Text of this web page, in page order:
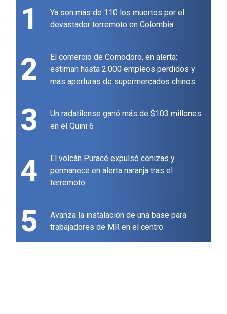
1
Ya son más de 110 los muertos por el
devastador terremoto en Colombia
2
El comercio de Comodoro, en alerta:
estiman hasta 2.000 empleos perdidos y
más aperturas de supermercados chinos
3
Un radatilense ganó más de $103 millones
en el Quini 6
4
El volcán Puracé expulsó cenizas y
permanece en alerta naranja tras el
terremoto
5
Avanza la instalación de una base para
trabajadores de MR en el centro